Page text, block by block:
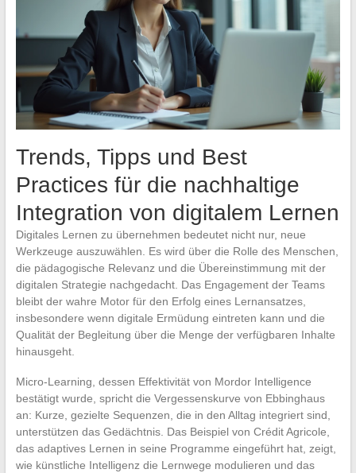
Trends, Tipps und Best
Practices für die nachhaltige
Integration von digitalem Lernen
Digitales Lernen zu übernehmen bedeutet nicht nur, neue
Werkzeuge auszuwählen. Es wird über die Rolle des Menschen,
die pädagogische Relevanz und die Übereinstimmung mit der
digitalen Strategie nachgedacht. Das Engagement der Teams
bleibt der wahre Motor für den Erfolg eines Lernansatzes,
insbesondere wenn digitale Ermüdung eintreten kann und die
Qualität der Begleitung über die Menge der verfügbaren Inhalte
hinausgeht.
Micro-Learning, dessen Effektivität von Mordor Intelligence
bestätigt wurde, spricht die Vergessenskurve von Ebbinghaus
an: Kurze, gezielte Sequenzen, die in den Alltag integriert sind,
unterstützen das Gedächtnis. Das Beispiel von Crédit Agricole,
das adaptives Lernen in seine Programme eingeführt hat, zeigt,
wie künstliche Intelligenz die Lernwege modulieren und das